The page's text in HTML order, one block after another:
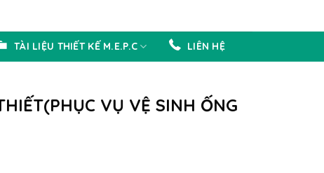
TÀI LIỆU THIẾT KẾ M.E.P.C LIÊN HỆ
VỤ VỆ SINH ỐNG